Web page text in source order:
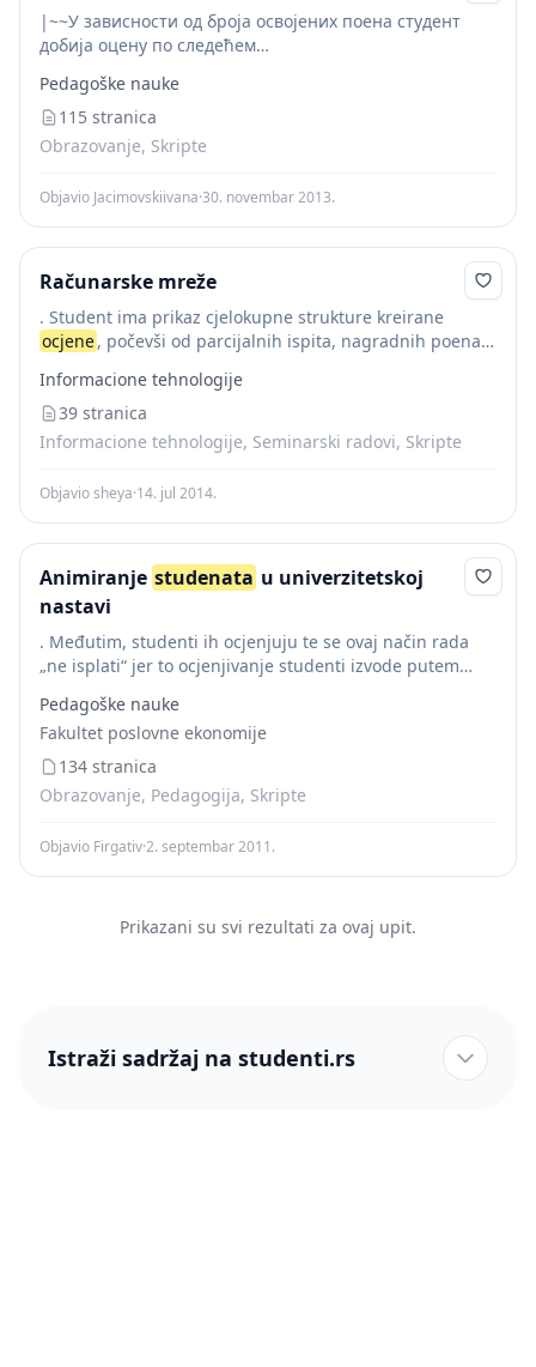
|~~У зависности од броја освојених поена студент
добија оцену по следећем
поена10Одличан – изузетан95 - 1009Одличан85 -
948Врло добар75 - 847Добар65 - 746Довољан55 -
645Није положиоДо 54|~~У...
Pedagoške nauke
115 stranica
Obrazovanje, Skripte
Objavio Jacimovskiivana·30. novembar 2013.
Računarske mreže
. Student ima prikaz cjelokupne strukture kreirane
ocjene, počevši od parcijalnih ispita, nagradnih poena,
nastavnom planu i programu za određeni predmet.
Unapređenjem i...
Informacione tehnologije
39 stranica
Informacione tehnologije, Seminarski radovi, Skripte
Objavio sheya·14. jul 2014.
Animiranje studenata u univerzitetskoj
nastavi
. Međutim, studenti ih ocjenjuju te se ovaj način rada
„ne isplati“ jer to ocjenjivanje studenti izvode putem
uvod, priprema...
Pedagoške nauke
Fakultet poslovne ekonomije
134 stranica
Obrazovanje, Pedagogija, Skripte
Objavio Firgativ·2. septembar 2011.
Prikazani su svi rezultati za ovaj upit.
Istraži sadržaj na studenti.rs